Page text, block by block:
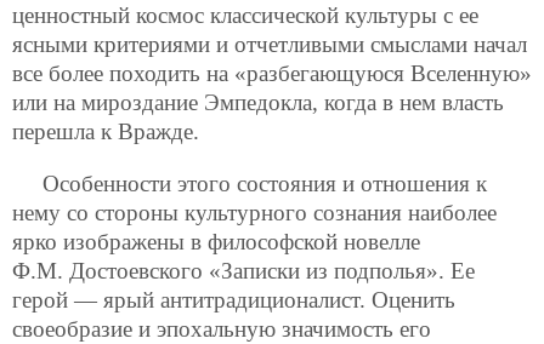
ценностный космос классической культуры с ее
ясными критериями и отчетливыми смыслами начал
все более походить на «разбегающуюся Вселенную»
или на мироздание Эмпедокла, когда в нем власть
перешла к Вражде.
Особенности этого состояния и отношения к
нему со стороны культурного сознания наиболее
ярко изображены в философской новелле
Ф.М. Достоевского «Записки из подполья». Ее
герой — ярый антитрадиционалист. Оценить
своеобразие и эпохальную значимость его